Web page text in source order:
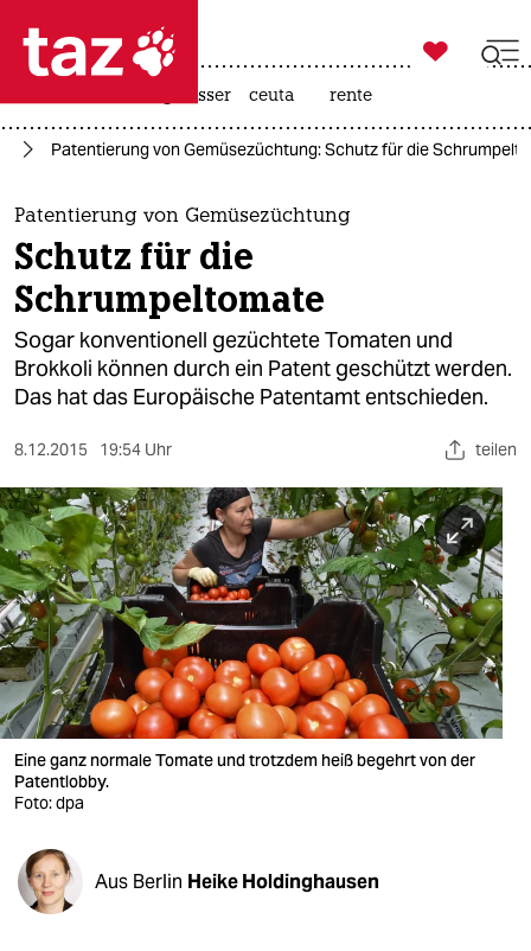
 taz zahl ich
taz zahl ich
themen
politik
öko
gesellschaft
sport
berlin
nord
wahrheit
verlag
verlag
veranstaltungen
fragen & hilfe

taz zahl ich
niedrigwasser ceuta rente
Patentierung von Gemüsezüchtung: Schutz für die
Patentierung von Gemüsezüchtung
Schutz für die
Schrumpeltomate
Sogar konventionell gezüchtete Tomaten und
Brokkoli können durch ein Patent geschützt werden.
Das hat das Europäische Patentamt entschieden.
8.12.2015 19:54 Uhr teilen
Eine ganz normale Tomate und trotzdem heiß begehrt von der
Patentlobby.
Foto: dpa
Aus Berlin Heike Holdinghausen